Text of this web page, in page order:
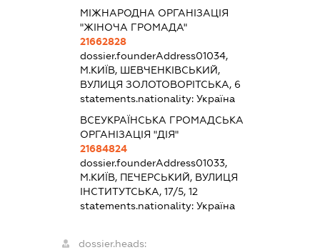
МІЖНАРОДНА ОРГАНІЗАЦІЯ
"ЖІНОЧА ГРОМАДА"
21662828
dossier.founderAddress01034,
М.КИЇВ, ШЕВЧЕНКІВСЬКИЙ,
ВУЛИЦЯ ЗОЛОТОВОРІТСЬКА, 6
statements.nationality: Україна
ВСЕУКРАЇНСЬКА ГРОМАДСЬКА
ОРГАНІЗАЦІЯ "ДІЯ"
21684824
dossier.founderAddress01033,
М.КИЇВ, ПЕЧЕРСЬКИЙ, ВУЛИЦЯ
ІНСТИТУТСЬКА, 17/5, 12
statements.nationality: Україна
dossier.heads: